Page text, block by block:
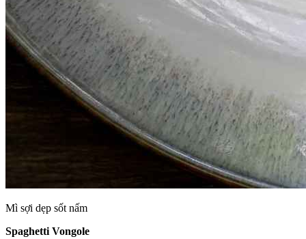
Mì sợi dẹp sốt nấm
Spaghetti Vongole